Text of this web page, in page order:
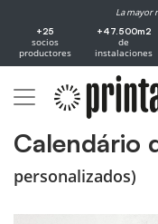
La mayor
+25
socios
productores
+47.500m2
de
instalaciones
Calendário
personalizados)